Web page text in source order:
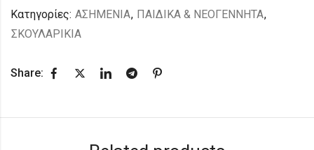
Κατηγορίες: ΑΣΗΜΕΝΙΑ, ΠΑΙΔΙΚΑ & ΝΕΟΓΕΝΝΗΤΑ,
ΣΚΟΥΛΑΡΙΚΙΑ
Share: